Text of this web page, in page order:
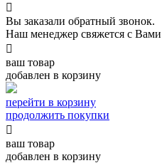

Вы заказали обратный звонок.
Наш менеджер свяжется с Вами

ваш товар
добавлен в корзину
перейти в корзину
продолжить покупки

ваш товар
добавлен в корзину